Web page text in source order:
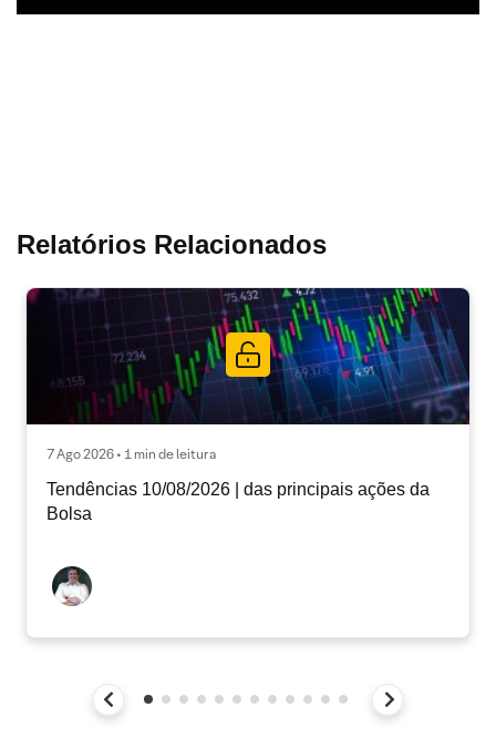
Relatórios Relacionados
7 Ago 2026 • 1 min de leitura
Tendências 10/08/2026 | das principais ações da
Bolsa